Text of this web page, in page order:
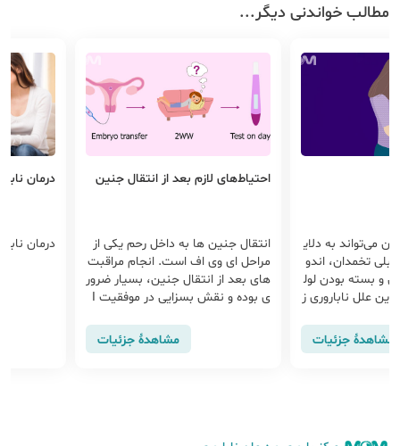
مطالب خواندنی دیگر...
می‌تواند به دلای
تخمدان، اندو
و بسته بودن لول
علل ناباروری ز
مشاهدهٔ جزئیات
احتیاط‌های لازم بعد از انتقال جنین
انتقال جنین ها به داخل رحم یکی از
مراحل ای وی اف است. انجام مراقبت
های بعد از انتقال جنین، بسیار ضرور
ی بوده و نقش بسزایی در موفقیت I
ابطه با روند زندگی پس از آی وی اف
می تواند نگرانی های شما را تا حد زیا
مشاهدهٔ جزئیات
درمان
درمان